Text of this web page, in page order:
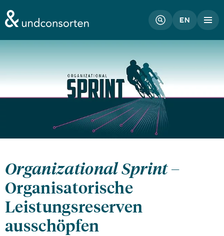
unconsorten website EN
Organizational Sprint–
Organisatorische
Leistungsreserven
ausschöpfen